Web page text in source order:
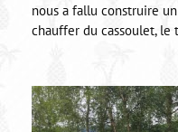
nous a fallu construire
chauffer du cassoulet,